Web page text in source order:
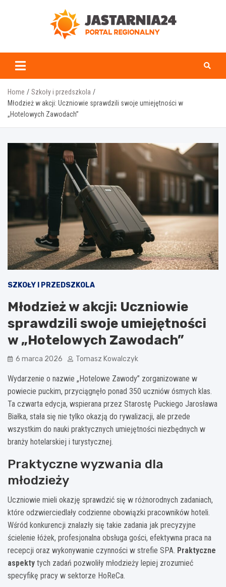
jastarnia24.pl
Home
Szkoły i przedszkola
Młodzież w akcji: Uczniowie sprawdzili swoje umiejętności w
„Hotelowych Zawodach”
SZKOŁY I PRZEDSZKOLA
Młodzież w akcji: Uczniowie
sprawdzili swoje umiejętności
w „Hotelowych Zawodach”
6 marca 2026 Tomasz Kowalczyk
Wydarzenie o nazwie „Hotelowe Zawody” zorganizowane w
powiecie puckim, przyciągnęło ponad 350 uczniów ósmych klas.
Ta czwarta edycja, wspierana przez Starostę Puckiego Jarosława
Białka, stała się nie tylko okazją do rywalizacji, ale przede
wszystkim do nauki praktycznych umiejętności niezbędnych w
branży hotelarskiej i turystycznej.
Praktyczne wyzwania dla
młodzieży
Uczniowie mieli okazję sprawdzić się w różnorodnych zadaniach,
które odzwierciedlały codzienne obowiązki pracowników hoteli.
Wśród konkurencji znalazły się takie zadania jak precyzyjne
ścielenie łóżek, profesjonalna obsługa gości, efektywna praca na
recepcji oraz wykonywanie czynności w strefie SPA. Praktyczne
aspekty tych zadań pozwoliły młodzieży lepiej zrozumieć
specyfikę pracy w sektorze HoReCa.